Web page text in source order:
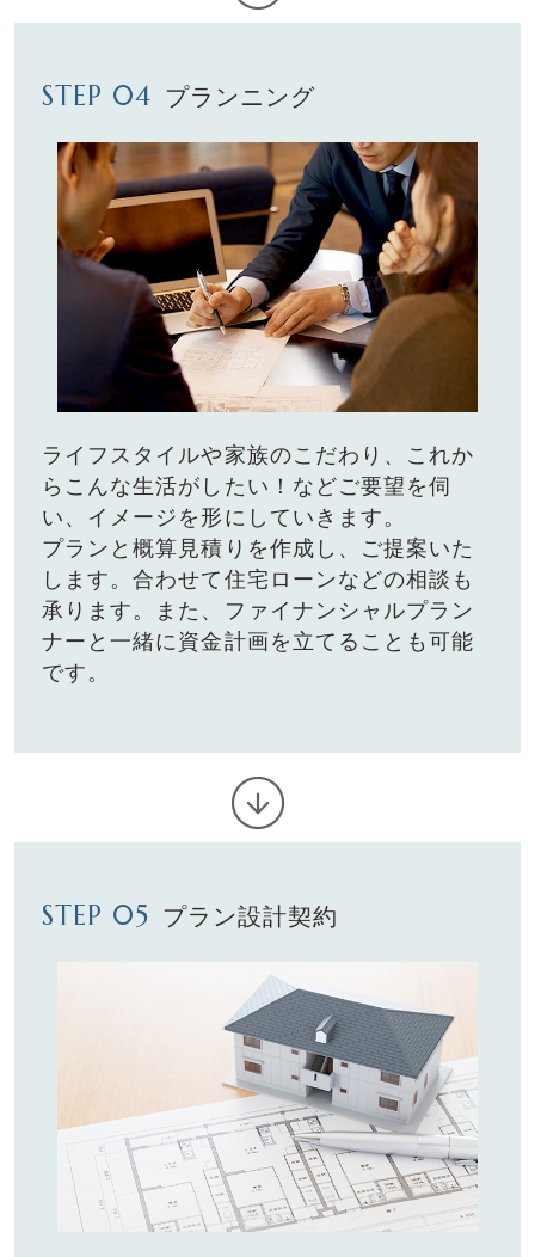
STEP 04 プランニング
ライフスタイルや家族のこだわり、これか
らこんな⽣活がしたい！などご要望を伺
い、イメージを形にしていきます。
プランと概算⾒積りを作成し、ご提案いた
します。合わせて住宅ローンなどの相談も
承ります。また、ファイナンシャルプラン
ナーと⼀緒に資⾦計画を⽴てることも可能
です。
STEP 05 プラン設計契約